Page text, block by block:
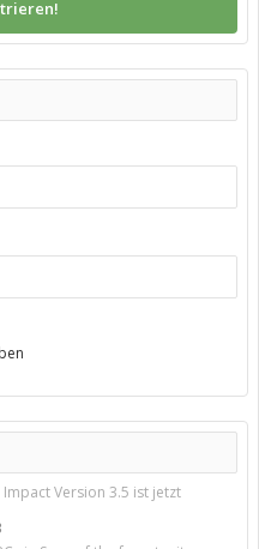
Version 3.5 ist jetzt